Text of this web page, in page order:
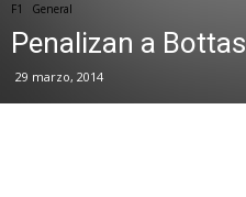
F1 General
Penalizan a Bottas
29 marzo, 2014